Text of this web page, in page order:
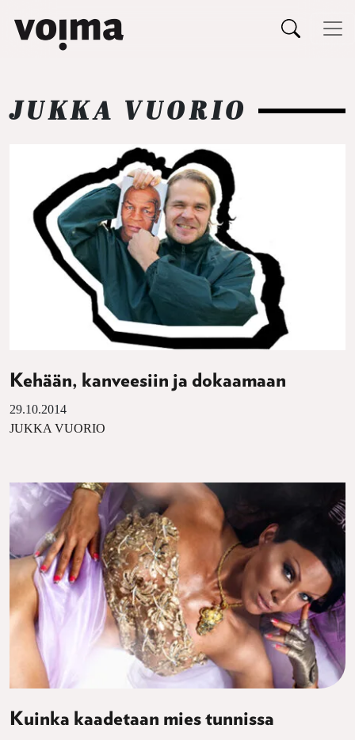
Päävalikko
JUKKA VUORIO
Kehään, kanveesiin ja dokaamaan
29.10.2014
JUKKA VUORIO
Kuinka kaadetaan mies tunnissa